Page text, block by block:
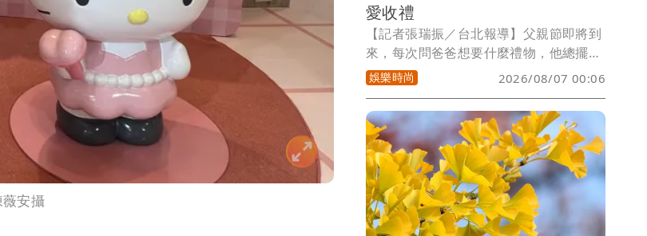
安攝
愛收禮
【記者張瑞振／台北報導】父親節即將到
來，每次問爸爸想要什麼禮物，他總擺著
手說千萬別破費，但要是真的兩手空空回
家，過幾天絕對會發現他臉臭得像苦瓜，
許多爸爸表面裝作毫不在乎，心底卻超級
期待孩子準備的驚喜，小孟塔羅雲蔚老師
揭露以下4個星座爸爸，嘴硬程度無人能
及，內心戲更是多到可以拿奧斯卡獎，今
年千萬別再被他們假裝大氣的台詞騙啦。
娛樂時尚 2026/08/07 00:06